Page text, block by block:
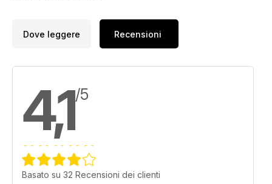
36 IRCHA Jamboree 2022
Tim DiPeri reports back from the Jamboree
over the world. Hosted by one of the best
flying facilities in the world, the Jamboree
electric, nitro, turbine and some incredible
44 FunKey Bell 222/RVE
Following on from his feature in the last
Dove leggere Recensioni
4,1/5
Basato su 32 Recensioni dei clienti